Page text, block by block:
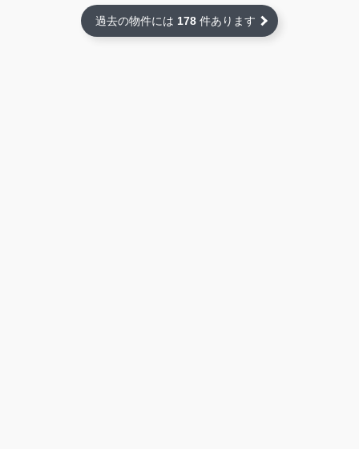
過去の物件には 178 件あります